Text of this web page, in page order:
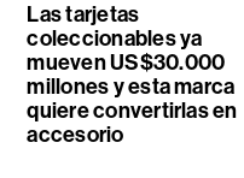
Las tarjetas
coleccionables ya
mueven US$30.000
millones y esta marca
quiere convertirlas en
accesorio